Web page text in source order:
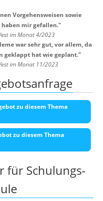
Vorgehensweisen sowie
haben mir gefallen."
im Monat 4/2023
war sehr gut, vor allem, da
geklappt hat wie geplant."
im Monat 11/2023
zu diesem Thema
zu diesem Thema
für Schulungs-